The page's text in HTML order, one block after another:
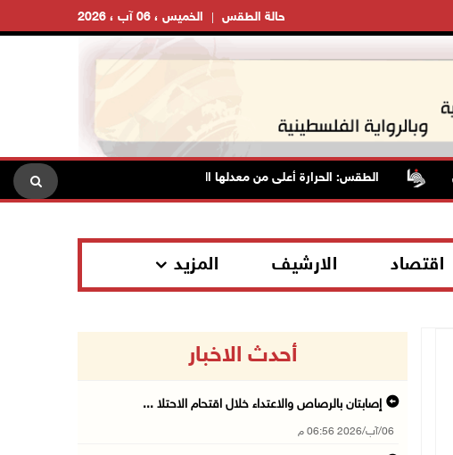
الخميس ، 06 آب ، 2026 حالة الطقس
الطقس: الحرارة أعلى من معدلها السنوي العام الاحتلال
اقتصاد الارشيف المزيد
أحدث الاخبار
إصابتان بالرصاص والاعتداء خلال اقتحام الاحتلا ...
06/آب/2026 06:56 م